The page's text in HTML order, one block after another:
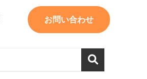
お問い合わせ